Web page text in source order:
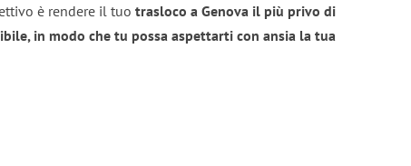
è rendere il tuo trasloco a Genova il più privo di
in modo che tu possa aspettarti con ansia la tua